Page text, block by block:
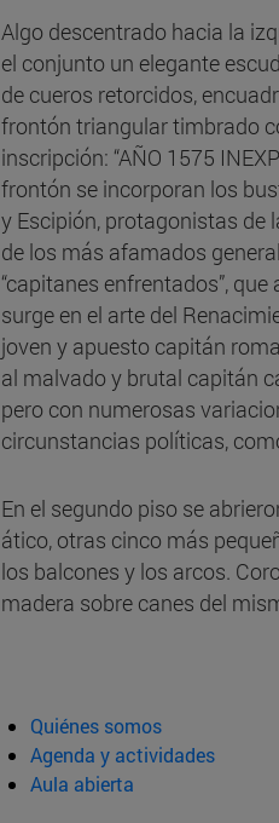
Algo descentrado hacia la
el conjunto un elegante
de cueros retorcidos,
frontón triangular timbrado
inscripción: “AÑO 1575
frontón se incorporan los
y Escipión, protagonistas de
de los más afamados
“capitanes enfrentados”,
surge en el arte del
joven y apuesto capitán
al malvado y brutal capitán
pero con numerosas
circunstancias políticas,
En el segundo piso se
ático, otras cinco más
los balcones y los arcos.
madera sobre canes del
Quiénes somos
Agenda y actividades
Aula abierta